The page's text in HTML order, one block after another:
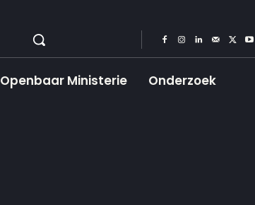
Openbaar Ministerie Onderzoek